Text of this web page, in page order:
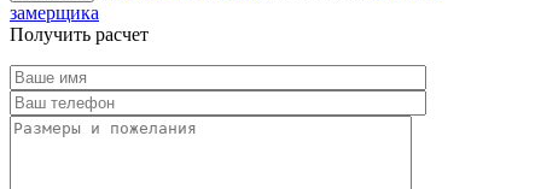
замерщика
Получить расчет